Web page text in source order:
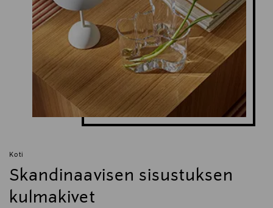
Koti
Skandinaavisen sisustuksen
kulmakivet